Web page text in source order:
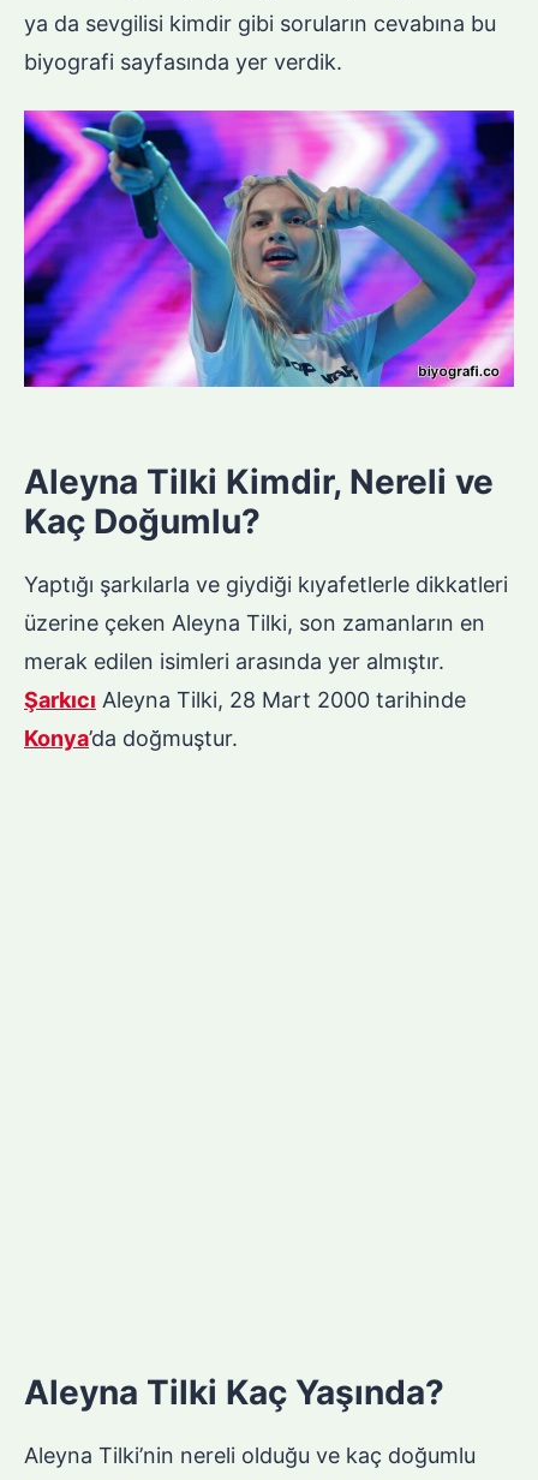
ya da sevgilisi kimdir gibi soruların cevabına bu
biyografi sayfasında yer verdik.
Aleyna Tilki Kimdir, Nereli ve
Kaç Doğumlu?
Yaptığı şarkılarla ve giydiği kıyafetlerle dikkatleri
üzerine çeken Aleyna Tilki, son zamanların en
merak edilen isimleri arasında yer almıştır.
Şarkıcı Aleyna Tilki, 28 Mart 2000 tarihinde
Konya’da doğmuştur.
Aleyna Tilki Kaç Yaşında?
Aleyna Tilki’nin nereli olduğu ve kaç doğumlu